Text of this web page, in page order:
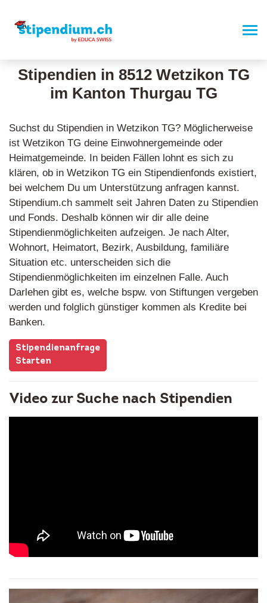
Stipendien in 8512 Wetzikon TG
im Kanton Thurgau TG
Suchst du Stipendien in Wetzikon TG? Möglicherweise
ist Wetzikon TG deine Einwohnergemeinde oder
Heimatgemeinde. In beiden Fällen lohnt es sich zu
klären, ob in Wetzikon TG ein Stipendienfonds existiert,
bei welchem Du um Unterstützung anfragen kannst.
Stipendium.ch sammelt seit Jahren Daten zu Stipendien
und Fonds. Deshalb können wir dir alle deine
Stipendienmöglichkeiten aufzeigen. Je nach Alter,
Wohnort, Heimatort, Bezirk, Ausbildung, familiäre
Situation etc. unterscheiden sich die
Stipendienmöglichkeiten im einzelnen Falle. Auch
Darlehen gibt es, welche bspw. von Stiftungen vergeben
werden und folglich günstiger kommen als Kredite bei
Banken.
Stipendienanfrage
Starten
Video zur Suche nach Stipendien